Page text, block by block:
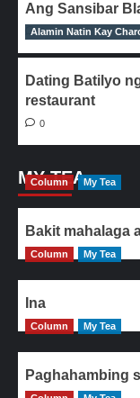
Ang Sansibar
0
Alamin Natin Kay
Dating Batilyo
restaurant
0
MY TEA
Column My Tea
Bakit mahalaga
Column My Tea
Ina
Column My Tea
Paghahambing